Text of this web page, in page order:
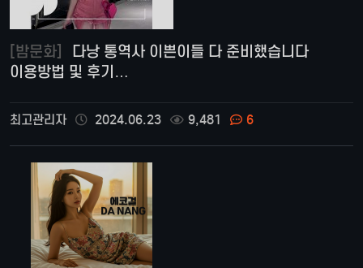
[밤문화]
이용방법 및 후기…
최고관리자 2024.06.23 9,481 6